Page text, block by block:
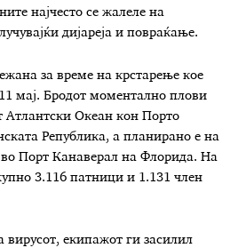
најчесто се жалеле на
дијареја и повраќање.
за време на крстарење кое
мај. Бродот моментално плови
Атлантски Океан кон Порто
Република, а планирано е на
во Порт Канаверал на Флорида. На
3.116 патници и 1.131 член
екипажот ги засилил